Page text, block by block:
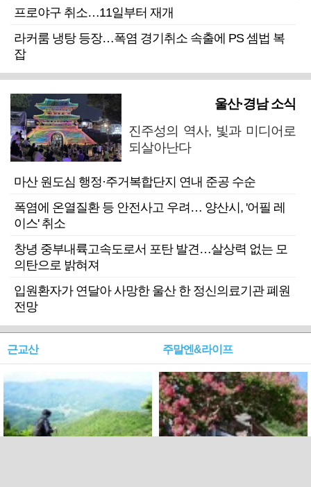
프로야구 취소…11일부터 재개
라커룸 냉탕 등장…폭염 경기취소 속출에 PS 셈법 복
잡
울산·경남 소식
진주성의 역사, 빛과 미디어로
되살아난다
마산 원도심 행정·주거복합단지 연내 준공 수순
폭염에 온열질환 등 안전사고 우려… 양산시, '어필 레
이스' 취소
창녕 중부내륙고속도로서 포탄 발견…살상력 없는 모
의탄으로 밝혀져
입원환자가 연달아 사망한 울산 한 정신의료기관 폐원
전망
근교산 주말엔&라이프